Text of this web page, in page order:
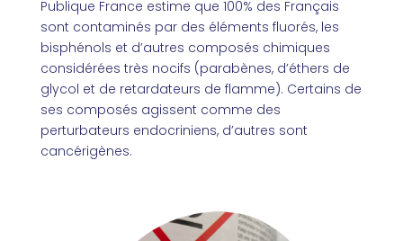
Publique France estime que 100% des Français
sont contaminés par des éléments fluorés, les
bisphénols et d’autres composés chimiques
considérées très nocifs (parabènes, d’éthers de
glycol et de retardateurs de flamme). Certains de
ses composés agissent comme des
perturbateurs endocriniens, d’autres sont
cancérigènes.